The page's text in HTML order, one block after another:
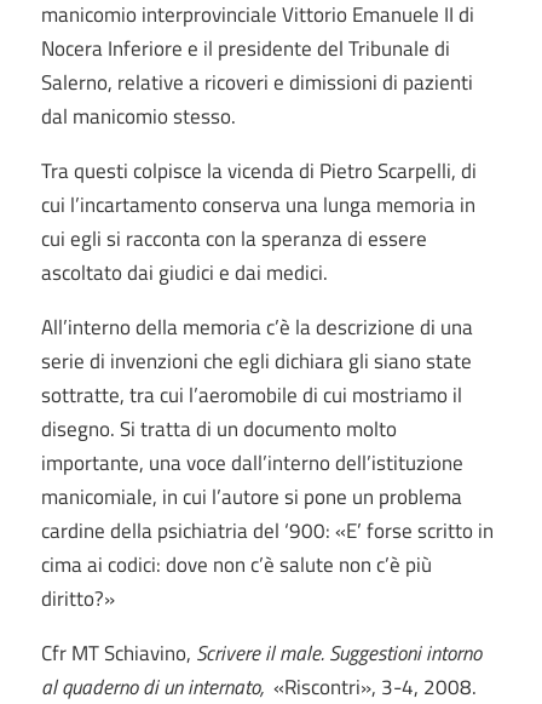
manicomio interprovinciale Vittorio Emanuele II di
Nocera Inferiore e il presidente del Tribunale di
Salerno, relative a ricoveri e dimissioni di pazienti
dal manicomio stesso.
Tra questi colpisce la vicenda di Pietro Scarpelli, di
cui l’incartamento conserva una lunga memoria in
cui egli si racconta con la speranza di essere
ascoltato dai giudici e dai medici.
All’interno della memoria c’è la descrizione di una
serie di invenzioni che egli dichiara gli siano state
sottratte, tra cui l’aeromobile di cui mostriamo il
disegno. Si tratta di un documento molto
importante, una voce dall’interno dell’istituzione
manicomiale, in cui l’autore si pone un problema
cardine della psichiatria del ‘900: «E’ forse scritto in
cima ai codici: dove non c’è salute non c’è più
diritto?»
Cfr MT Schiavino, Scrivere il male. Suggestioni intorno
al quaderno di un internato,«Riscontri», 3-4, 2008.